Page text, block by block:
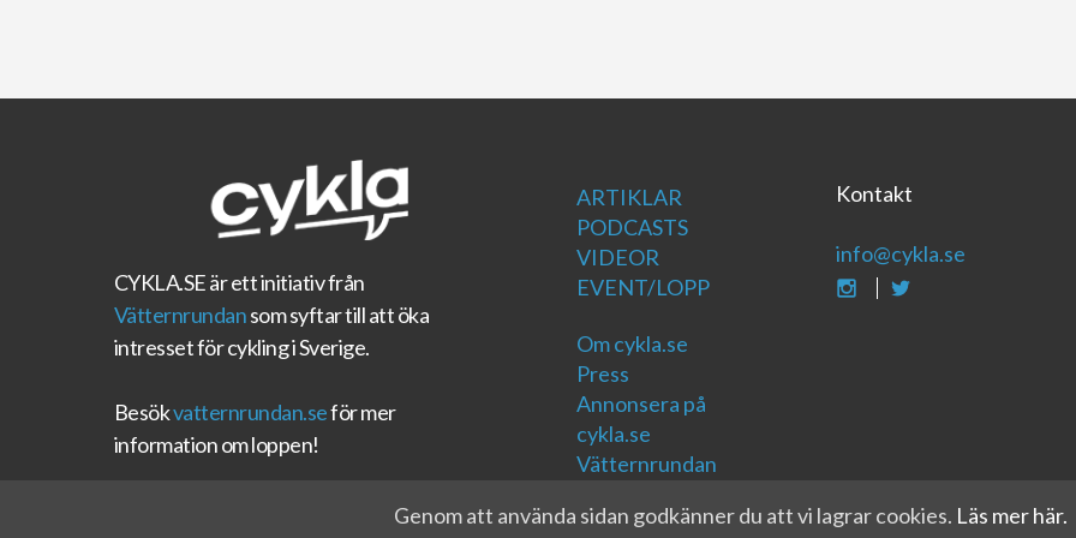
CYKLA.SEär ett initiativ från
Vätternrundansom syftar till att öka
intresset för cykling i Sverige.
Besökvatternrundan.seför mer
information om loppen!
ARTIKLAR
PODCASTS
VIDEOR
EVENT/LOPP
Om cykla.se
Press
Annonsera på
cykla.se
Vätternrundan
Kontakt
info@cykla.se
Genom att använda sidan godkänner du att vi lagrar cookies. Läs mer här.